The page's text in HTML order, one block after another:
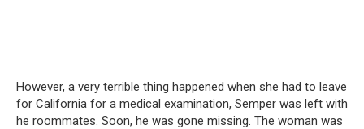
However, a very terrible thing happened when she had to leave
for California for a medical examination, Semper was left with
he roommates. Soon, he was gone missing. The woman was